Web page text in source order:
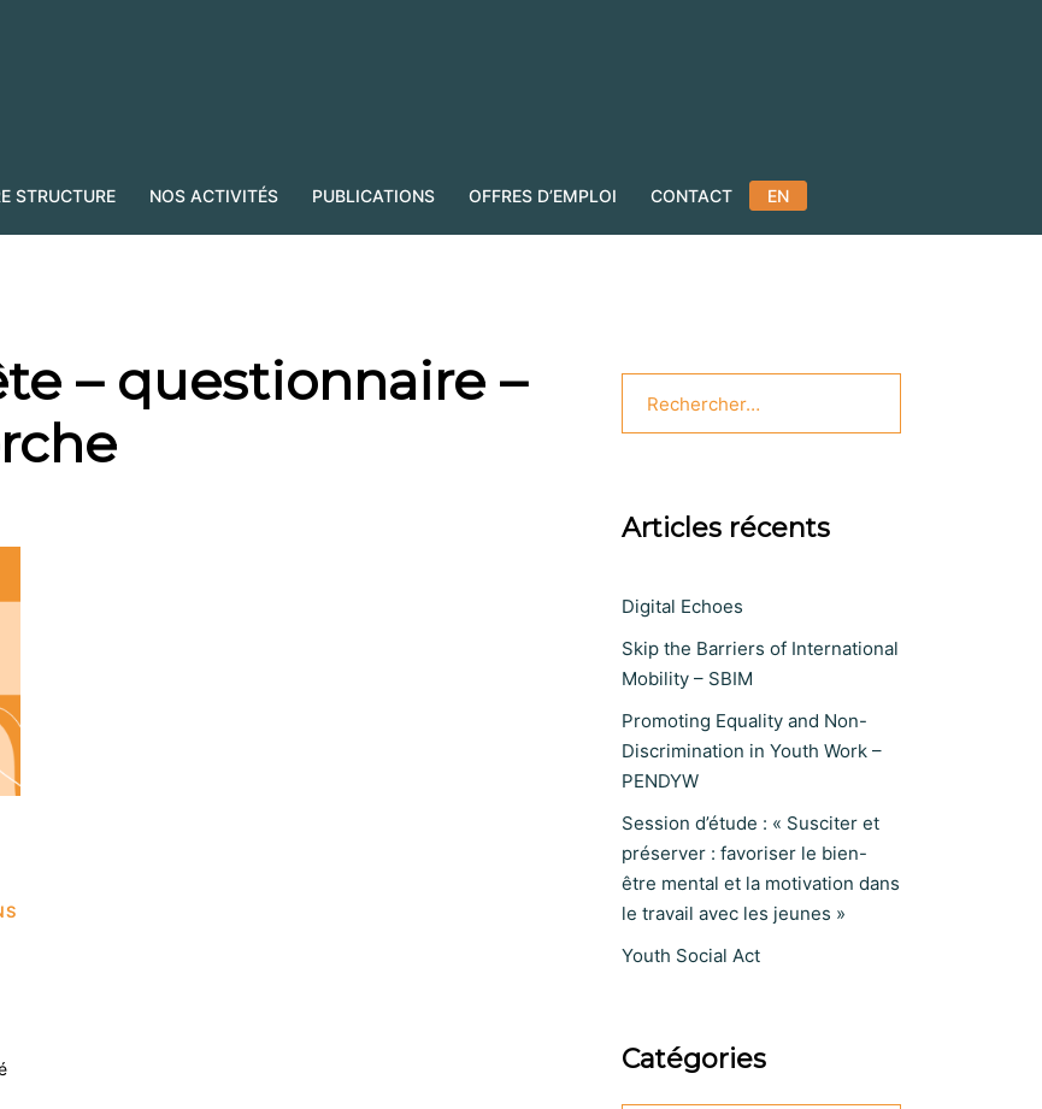
STRUCTURE NOS ACTIVITÉS PUBLICATIONS OFFRES D’EMPLOI CONTACT EN
– questionnaire –
Articles récents
Digital Echoes
Skip the Barriers of International
Mobility – SBIM
Promoting Equality and Non-
Discrimination in Youth Work –
PENDYW
Session d’étude : « Susciter et
préserver : favoriser le bien-
être mental et la motivation dans
le travail avec les jeunes »
Youth Social Act
Catégories